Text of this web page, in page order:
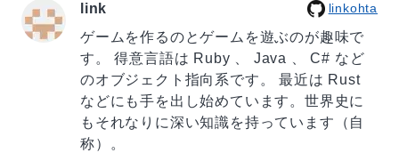
link linkohta
ゲームを作るのとゲームを遊ぶのが趣味で
す。 得意言語は Ruby 、 Java 、 C# など
のオブジェクト指向系です。 最近は Rust
などにも手を出し始めています。世界史に
もそれなりに深い知識を持っています（自
称）。